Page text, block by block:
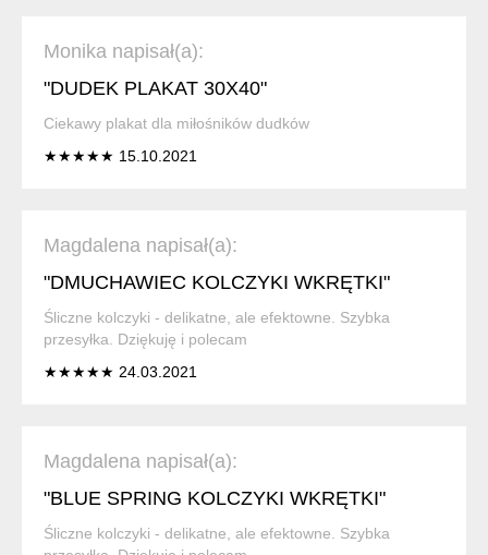
Monika napisał(a):
"DUDEK PLAKAT 30X40"
Ciekawy plakat dla miłośników dudków
★★★★★ 15.10.2021
Magdalena napisał(a):
"DMUCHAWIEC KOLCZYKI WKRĘTKI"
Śliczne kolczyki - delikatne, ale efektowne. Szybka
przesyłka. Dziękuję i polecam
★★★★★ 24.03.2021
Magdalena napisał(a):
"BLUE SPRING KOLCZYKI WKRĘTKI"
Śliczne kolczyki - delikatne, ale efektowne. Szybka